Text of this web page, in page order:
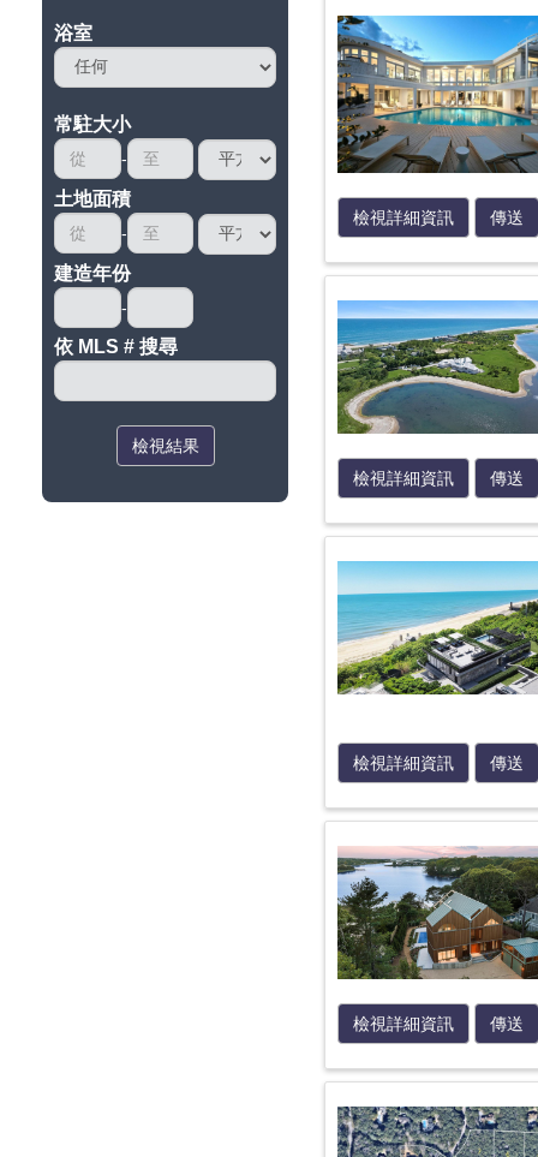
浴室
常駐大小
土地面積
建造年份
依 MLS # 搜尋
檢視結果
檢視詳細資訊 傳送
檢視詳細資訊 傳送
檢視詳細資訊 傳送
檢視詳細資訊 傳送